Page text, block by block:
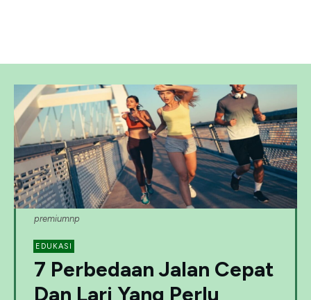
premiumnp
EDUKASI
7 Perbedaan Jalan Cepat
Dan Lari Yang Perlu